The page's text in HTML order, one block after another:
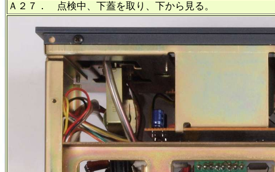
Ａ２７． 点検中、下蓋を取り、下から見る。